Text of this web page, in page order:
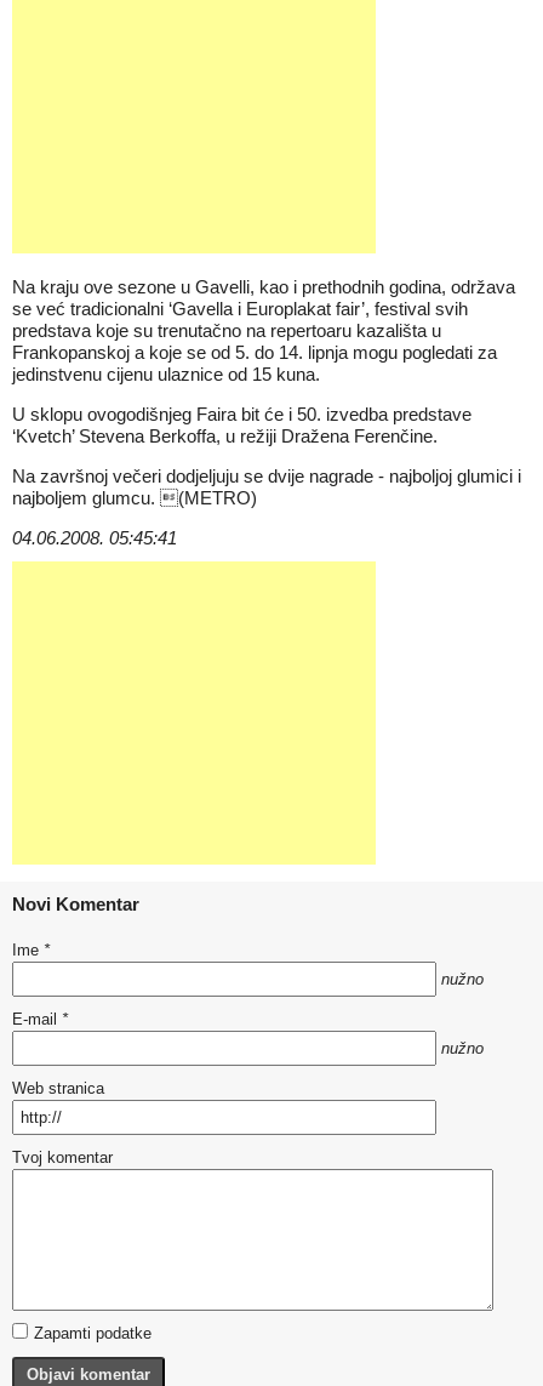
Na kraju ove sezone u Gavelli, kao i prethodnih godina, održava
se već tradicionalni ‘Gavella i Europlakat fair’, festival svih
predstava koje su trenutačno na repertoaru kazališta u
Frankopanskoj a koje se od 5. do 14. lipnja mogu pogledati za
jedinstvenu cijenu ulaznice od 15 kuna.
U sklopu ovogodišnjeg Faira bit će i 50. izvedba predstave
‘Kvetch’ Stevena Berkoffa, u režiji Dražena Ferenčine.
Na završnoj večeri dodjeljuju se dvije nagrade - najboljoj glumici i
najboljem glumcu. (METRO)
04.06.2008. 05:45:41
Novi Komentar
Ime *
nužno
E-mail *
nužno
Web stranica
Tvoj komentar
Zapamti podatke
Objavi komentar